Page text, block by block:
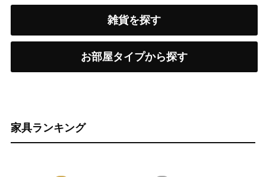
雑貨を探す
お部屋タイプから探す
家具ランキング